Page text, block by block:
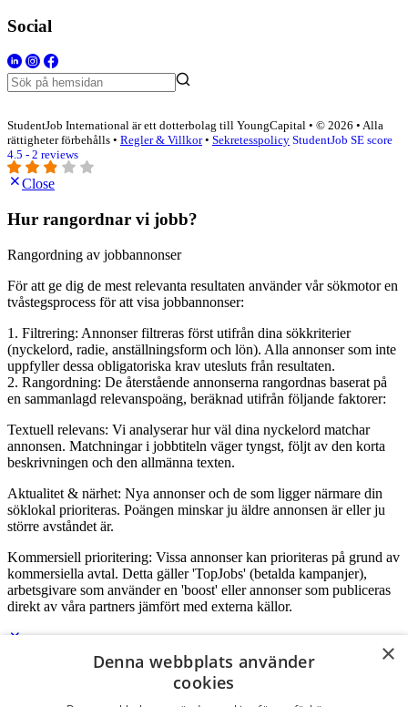
Social
StudentJob International är ett dotterbolag till YoungCapital • © 2026 • Alla
rättigheter förbehålls • Regler & Villkor• Sekretesspolicy StudentJob SE score
4.5 - 2 reviews
Close
Hur rangordnar vi jobb?
Rangordning av jobbannonser
För att ge dig de mest relevanta resultaten använder vår sökmotor en
tvåstegsprocess för att visa jobbannonser:
1. Filtrering: Annonser filtreras först utifrån dina sökkriterier
(nyckelord, radie, anställningsform och lön). Alla annonser som inte
uppfyller dessa obligatoriska krav utesluts från resultaten.
2. Rangordning: De återstående annonserna rangordnas baserat på
en sammanlagd relevanspoäng, beräknad utifrån följande faktorer:
Textuell relevans: Vi analyserar hur väl dina nyckelord matchar
annonsen. Matchningar i jobbtiteln väger tyngst, följt av den korta
beskrivningen och den allmänna texten.
Aktualitet & närhet: Nya annonser och de som ligger närmare din
söklokal prioriteras. Poängen minskar ju äldre annonsen är eller ju
större avståndet är.
Kommersiell prioritering: Vissa annonser kan prioriteras på grund av
kommersiella avtal. Detta gäller 'TopJobs' (betalda kampanjer),
arbetsgivare som använder en 'boost' eller annonser som publiceras
direkt av våra partners jämfört med externa källor.
Logga in som företag
×
Denna webbplats använder
cookies